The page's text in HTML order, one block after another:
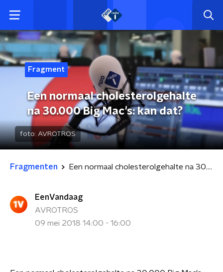
Fragment
Een normaal cholesterolgehalte
na 30.000 Big Mac's: kan dat?
foto: AVROTROS
Fragmenten Een normaal cholesterolgehalte na 30.000 Big Mac's: kan dat?
EenVandaag
AVROTROS
09 mei 2018 14:00 - 16:00